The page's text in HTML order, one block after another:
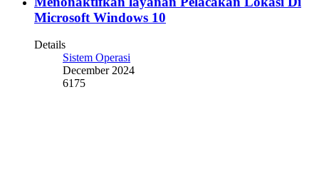
Microsoft Windows 10
Details
Sistem Operasi
December 2024
6175